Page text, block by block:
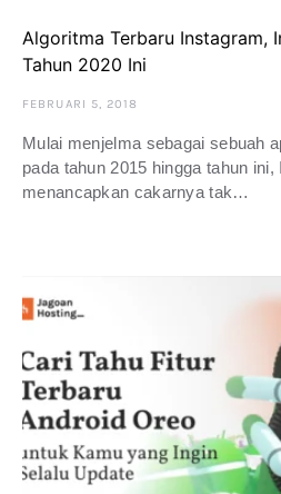
Algoritma Terbaru Instagram,
Tahun 2020 Ini
FEBRUARI 5, 2018
Mulai menjelma sebagai sebuah
pada tahun 2015 hingga tahun
menancapkan cakarnya tak…